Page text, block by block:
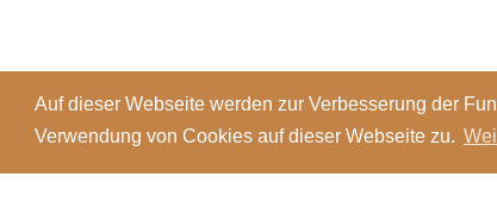
Auf dieser Webseite werden zur Verbesserung der
Verwendung von Cookies auf dieser Webseite zu.